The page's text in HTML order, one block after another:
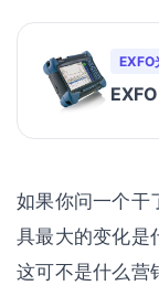
EXFO
如果你问一个干
具最大的变化是
这可不是什么营